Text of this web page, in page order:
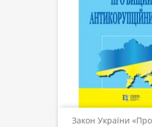
Закон України